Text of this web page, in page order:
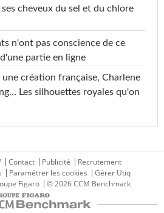
cheveux du sel et du chlore
n'ont pas conscience de ce
partie en ligne
création française, Charlene
Les silhouettes royales qu'on
Contact Publicité
Recrutement
Paramétrer les cookies
Gérer Utiq
Figaro © 2026 CCM Benchmark